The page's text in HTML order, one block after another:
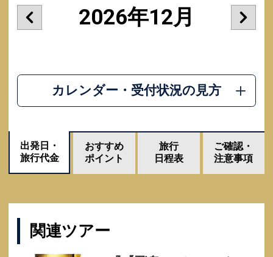
2026年12月
カレンダー・受付状況の見方
出発日・
旅行代金
おすすめ
ポイント
旅行
日程表
ご確認・
注意事項
関連ツアー